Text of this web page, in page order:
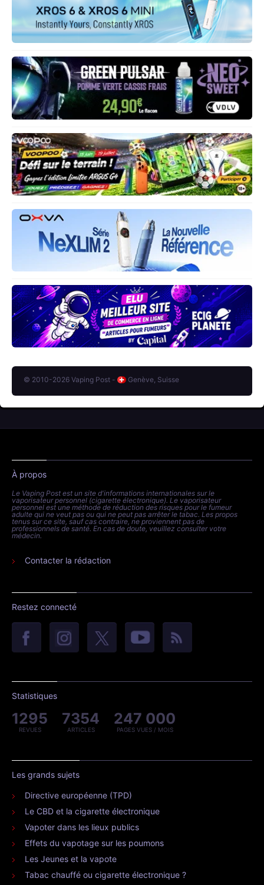
© 2010-2026 Vaping Post - Genève, Suisse
À propos
Le Vaping Post est un site d'informations internationales sur le
vaporisateur personnel (cigarette électronique). Le vaporisateur
personnel est une méthode de réduction des risques pour le fumeur
adulte qui ne veut pas ou qui ne peut pas arrêter le tabac. Les propos
tenus sur ce site, sauf cas contraire, ne proviennent pas de
professionnels de santé. En cas de doute, veuillez consulter votre
médecin.
Contacter la rédaction
Restez connecté
Statistiques
1295
REVUES
7354
ARTICLES
247 000
PAGES VUES / MOIS
Les grands sujets
Directive européenne (TPD)
Le CBD et la cigarette électronique
Vapoter dans les lieux publics
Effets du vapotage sur les poumons
Les Jeunes et la vapote
Tabac chauffé ou cigarette électronique ?